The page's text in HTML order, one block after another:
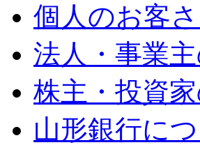
個人のお客さ
法人・事業
株主・投資
山形銀行に